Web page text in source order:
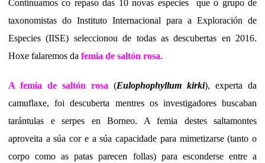
Continuamos co repaso das 10 novas especies que o grupo de
taxonomistas do Instituto Internacional para a Exploración de
Especies (IISE) seleccionou de todas as descubertas en 2016.
Hoxe falaremos da femia de saltón rosa.
A femia de saltón rosa (Eulophophyllum kirki), experta da
camuflaxe, foi descuberta mentres os investigadores buscaban
tarántulas e serpes en Borneo. A femia destes saltamontes
aproveita a súa cor e a súa capacidade para mimetizarse (tanto o
corpo como as patas parecen follas) para esconderse entre a